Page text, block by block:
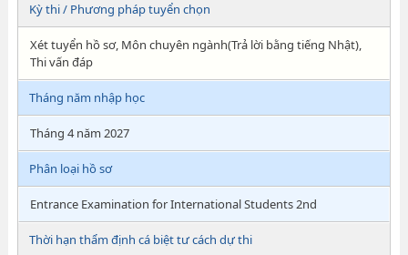
Kỳ thi / Phương pháp tuyển chọn
Xét tuyển hồ sơ, Môn chuyên ngành(Trả lời bằng tiếng Nhật),
Thi vấn đáp
Tháng năm nhập học
Tháng 4 năm 2027
Phân loại hồ sơ
Entrance Examination for International Students 2nd
Thời hạn thẩm định cá biệt tư cách dự thi